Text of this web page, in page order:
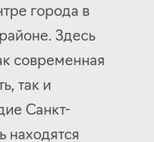
города в
Здесь
современная
так и
Санкт-
находятся